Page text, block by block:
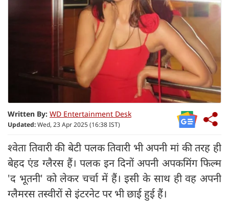
Written By: WD Entertainment Desk
Updated:Wed, 23 Apr 2025 (16:38 IST)
श्वेता तिवारी की बेटी पलक तिवारी भी अपनी मां की तरह ही
बेहद एंड ग्लैरस हैं। पलक इन दिनों अपनी अपकमिंग फिल्म
'द भूतनी' को लेकर चर्चा में हैं। इसी के साथ ही वह अपनी
ग्लैमरस तस्वीरों से इंटरनेट पर भी छाई हुई हैं।